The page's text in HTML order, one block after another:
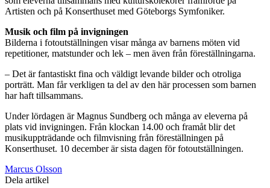
Artisten och på Konserthuset med Göteborgs Symfoniker.
Musik och film på invigningen
Bilderna i fotoutställningen visar många av barnens möten vid
repetitioner, matstunder och lek – men även från föreställningarna.
– Det är fantastiskt fina och väldigt levande bilder och otroliga
porträtt. Man får verkligen ta del av den här processen som barnen
har haft tillsammans.
Under lördagen är Magnus Sundberg och många av eleverna på
plats vid invigningen. Från klockan 14.00 och framåt blir det
musikuppträdande och filmvisning från föreställningen på
Konserthuset. 10 december är sista dagen för fotoutställningen.
Marcus Olsson
Dela artikel